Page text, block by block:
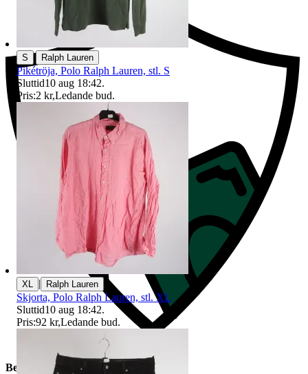
Beskrivning
S | Ralph Lauren
Pikétröja, Polo Ralph Lauren, stl. S
Sluttid10 aug 18:42.
Pris:2 kr,Ledande bud.
XL | Ralph Lauren
Skjorta, Polo Ralph Lauren, stl. XL
Sluttid10 aug 18:42.
Pris:92 kr,Ledande bud.